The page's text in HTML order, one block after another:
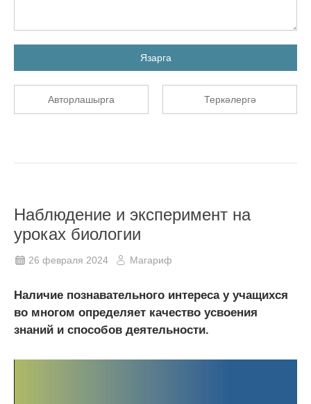
Язарга
Авторлашырга Теркәлергә
Наблюдение и эксперимент на
уроках биологии
26 февраля 2024 Магариф
Наличие познавательного интереса у учащихся
во многом определяет качество усвоения
знаний и способов деятельности.